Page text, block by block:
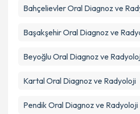
BahçelievlerOral Diagnoz ve
BaşakşehirOral Diagnoz ve
BeyoğluOral Diagnoz ve
KartalOral Diagnoz ve Radyoloji
Pendik Oral Diagnoz ve Radyoloji